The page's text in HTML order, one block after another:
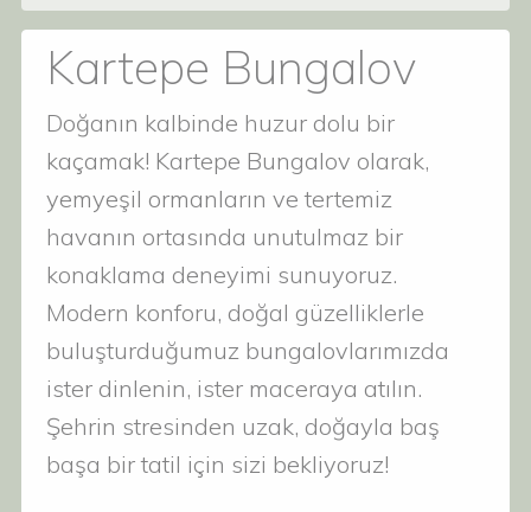
Kartepe Bungalov
Doğanın kalbinde huzur dolu bir
kaçamak! Kartepe Bungalov olarak,
yemyeşil ormanların ve tertemiz
havanın ortasında unutulmaz bir
konaklama deneyimi sunuyoruz.
Modern konforu, doğal güzelliklerle
buluşturduğumuz bungalovlarımızda
ister dinlenin, ister maceraya atılın.
Şehrin stresinden uzak, doğayla baş
başa bir tatil için sizi bekliyoruz!